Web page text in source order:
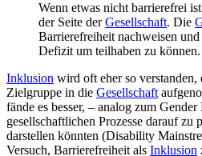
Wenn etwas nicht barrierefrei
der Seite derGesellschaft. Die
Barrierefreiheit nachweisen
Defizit um teilhaben zu können.
Inklusion wird oft eher so verstanden,
Zielgruppe in die Gesellschaft
fände es besser, – analog zum
gesellschaftlichen Prozesse darauf zu
darstellen könnten (Disability
Versuch, Barrierefreiheit als Inklusion